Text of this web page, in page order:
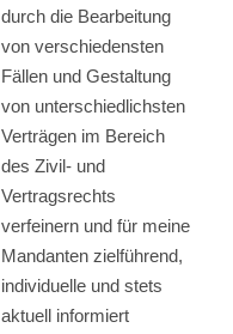
durch die Bearbeitung
von verschiedensten
Fällen und Gestaltung
von unterschiedlichsten
Verträgen im Bereich
des Zivil- und
Vertragsrechts
verfeinern und für meine
Mandanten zielführend,
individuelle und stets
aktuell informiert